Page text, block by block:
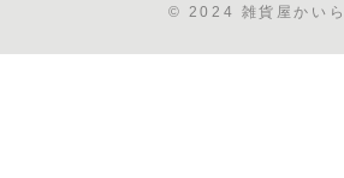
© 2024 雑貨屋かい